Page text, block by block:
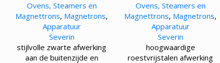
Ovens, Steamers en
Magnettrons, Magnetrons,
Apparatuur
Severin
stijlvolle zwarte afwerking
aan de buitenzijde en
Ovens, Steamers en
Magnettrons, Magnetrons,
Apparatuur
Severin
hoogwaardige
roestvrijstalen afwerking